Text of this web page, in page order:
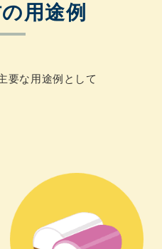
用途例
要な用途例として